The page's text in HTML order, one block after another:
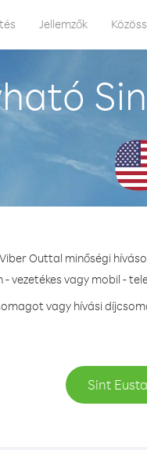
Jellemzők
Outtal minőségi
- vezetékes vagy mobil -
vagy hívási
Sint